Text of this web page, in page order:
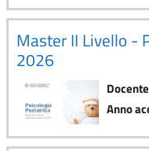
Master II Livello -
2026
Anno